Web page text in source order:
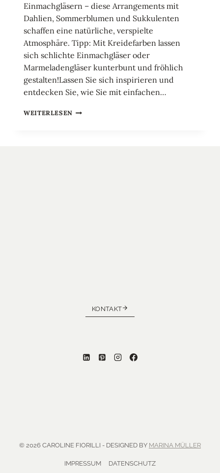
Einmachgläsern – diese Arrangements mit
Dahlien, Sommerblumen und Sukkulenten
schaffen eine natürliche, verspielte
Atmosphäre. Tipp: Mit Kreidefarben lassen
sich schlichte Einmachgläser oder
Marmeladengläser kunterbunt und fröhlich
gestalten!Lassen Sie sich inspirieren und
entdecken Sie, wie Sie mit einfachen…
WEITERLESEN DIY
KONTAKT
© 2026 CAROLINE FIORILLI - DESIGNED BY MARINA MÜLLER
IMPRESSUM DATENSCHUTZ